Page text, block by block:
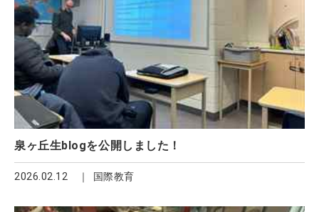
泉ヶ丘生blogを公開しました！
2026.02.12 国際教育